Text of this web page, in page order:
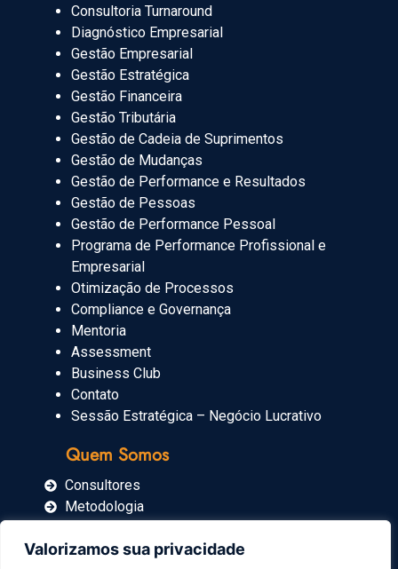
Valorizamos sua privacidade
Quem Somos
Consultores
Metodologia
Blog
Consultoria Turnaround
Diagnóstico Empresarial
Gestão Empresarial
Gestão Estratégica
Gestão Financeira
Gestão Tributária
Gestão de Cadeia de Suprimentos
Gestão de Mudanças
Gestão de Performance e Resultados
Gestão de Pessoas
Gestão de Performance Pessoal
Programa de Performance Profissional e
Empresarial
Otimização de Processos
Compliance e Governança
Mentoria
Assessment
Business Club
Contato
Sessão Estratégica – Negócio Lucrativo